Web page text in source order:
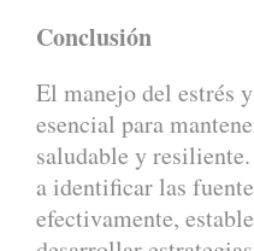
Conclusión
El manejo del estrés
esencial para
saludable y
a identificar las
efectivamente,